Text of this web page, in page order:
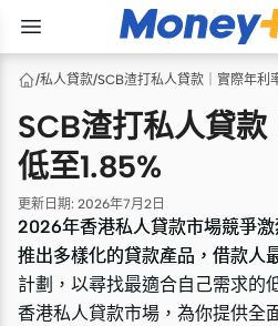
/私人貸款/SCB渣打私人貸款｜實際年利
SCB渣打私人貸
低至1.85%
更新日期: 2026年7月2日
2026年香港私人貸款市場競爭
推出多樣化的貸款產品，借款人
計劃，以尋找最適合自己需求的
香港私人貸款市場，為你提供全
2026年香港私人貸款市場競爭
推出多樣化的貸款產品，借款人
計劃，以尋找最適合自己需求的
香港私人貸款市場，為你提供全